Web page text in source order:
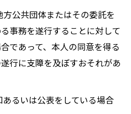
方公共団体またはその委託を
事務を遂行することに対して
であって、本人の同意を得る
行に支障を及ぼすおそれがあ
あるいは公表をしている場合